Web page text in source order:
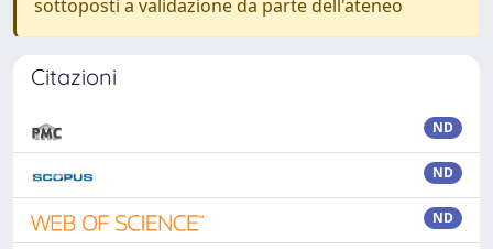
sottoposti a validazione da parte dell'ateneo
Citazioni
ND
ND
ND